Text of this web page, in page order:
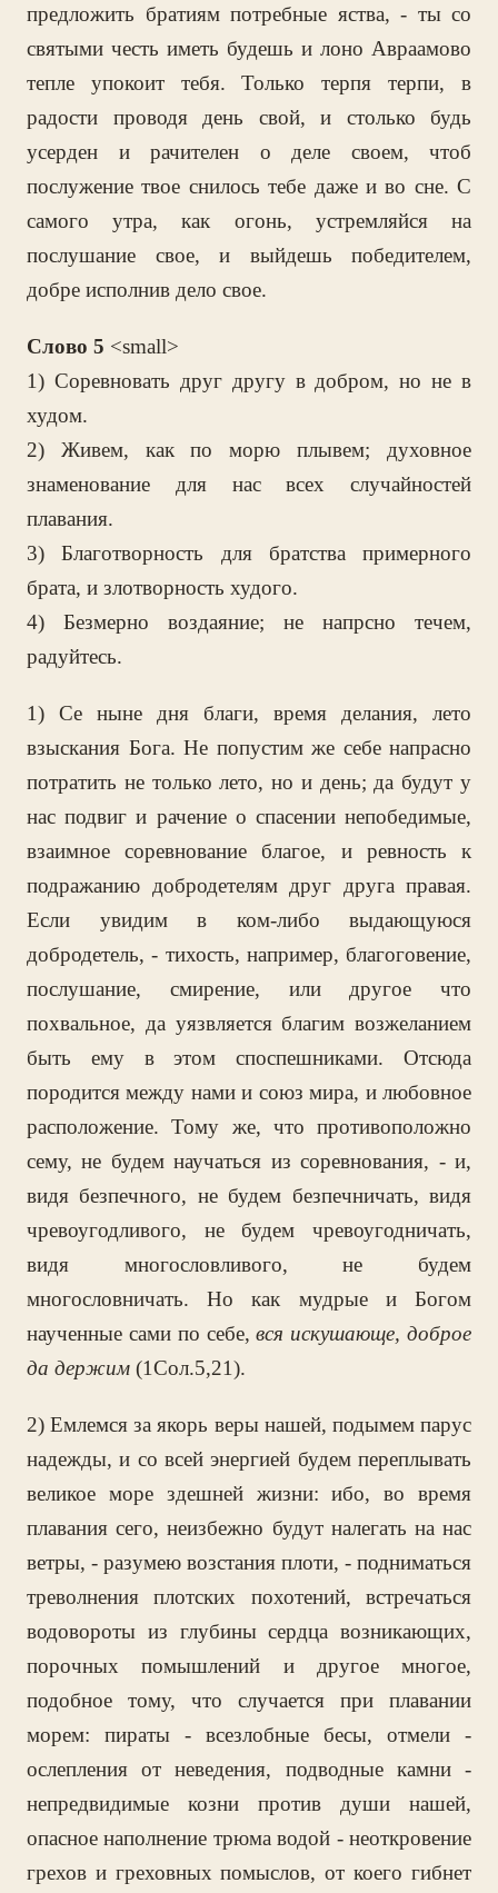
предложить братиям потребные яства, - ты со
святыми честь иметь будешь и лоно Авраамово
тепле упокоит тебя. Только терпя терпи, в
радости проводя день свой, и столько будь
усерден и рачителен о деле своем, чтоб
послужение твое снилось тебе даже и во сне. С
самого утра, как огонь, устремляйся на
послушание свое, и выйдешь победителем,
добре исполнив дело свое.
Слово 5 <small>
1) Соревновать друг другу в добром, но не в
худом.
2) Живем, как по морю плывем; духовное
знаменование для нас всех случайностей
плавания.
3) Благотворность для братства примерного
брата, и злотворность худого.
4) Безмерно воздаяние; не напрсно течем,
радуйтесь.
1) Се ныне дня благи, время делания, лето
взыскания Бога. Не попустим же себе напрасно
потратить не только лето, но и день; да будут у
нас подвиг и рачение о спасении непобедимые,
взаимное соревнование благое, и ревность к
подражанию добродетелям друг друга правая.
Если увидим в ком-либо выдающуюся
добродетель, - тихость, например, благоговение,
послушание, смирение, или другое что
похвальное, да уязвляется благим возжеланием
быть ему в этом споспешниками. Отсюда
породится между нами и союз мира, и любовное
расположение. Тому же, что противоположно
сему, не будем научаться из соревнования, - и,
видя безпечного, не будем безпечничать, видя
чревоугодливого, не будем чревоугодничать,
видя многословливого, не будем
многословничать. Но как мудрые и Богом
наученные сами по себе,вся искушающе, доброе
да держим (1Сол.5,21).
2) Емлемся за якорь веры нашей, подымем парус
надежды, и со всей энергией будем переплывать
великое море здешней жизни: ибо, во время
плавания сего, неизбежно будут налегать на нас
ветры, - разумею возстания плоти, - подниматься
треволнения плотских похотений, встречаться
водовороты из глубины сердца возникающих,
порочных помышлений и другое многое,
подобное тому, что случается при плавании
морем: пираты - всезлобные бесы, отмели -
ослепления от неведения, подводные камни -
непредвидимые козни против души нашей,
опасное наполнение трюма водой - неоткровение
грехов и греховных помыслов, от коего гибнет